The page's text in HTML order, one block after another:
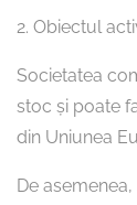
2. Obiectul
Societatea
stoc și poate
din Uniunea
De